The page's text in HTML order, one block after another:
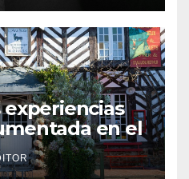
experiencias
en el